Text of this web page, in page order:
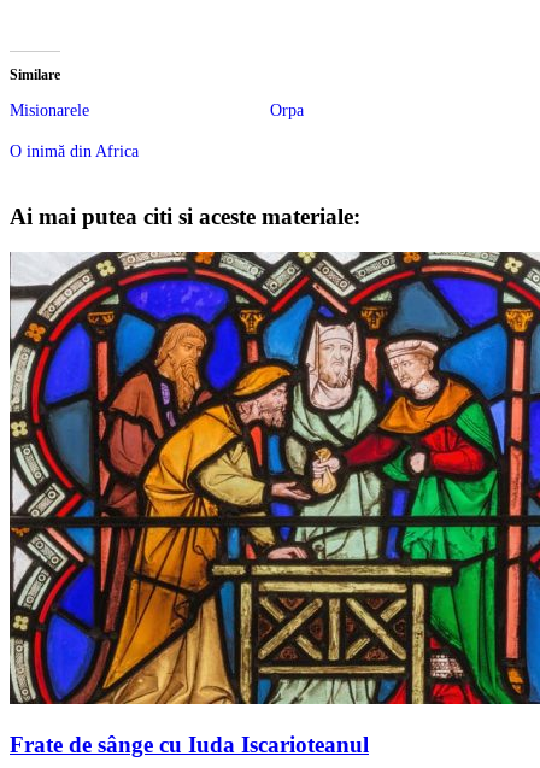
Similare
Misionarele Orpa
O inimă din Africa
Ai mai putea citi si aceste materiale:
Frate de sânge cu Iuda Iscarioteanul